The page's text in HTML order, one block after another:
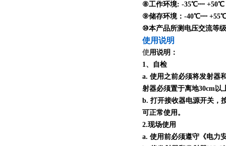
⑧工作环境: -35℃┉ +50℃
⑨储存环境：-40℃┉
⑩本产品所测电压交流等
使用说明
使用说明：
1、自检
a. 使用之前必须将发射器
射器必须置于离地30cm以
b. 打开接收器电源开关，
可正常使用。
2.现场使用
a. 使用前必须遵守《电力